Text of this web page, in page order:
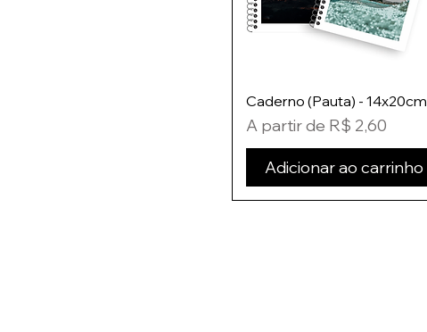
Caderno (Pauta) - 14x20cm
A partir de R$ 2,60
Preço promocional
Adicionar ao carrinho